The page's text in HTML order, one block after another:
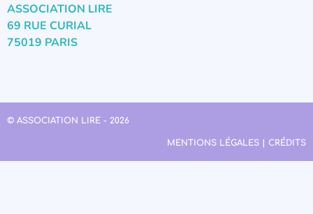
ASSOCIATION LIRE
69 RUE CURIAL
75019 PARIS
© ASSOCIATION LIRE - 2026
MENTIONS LÉGALES | CRÉDITS